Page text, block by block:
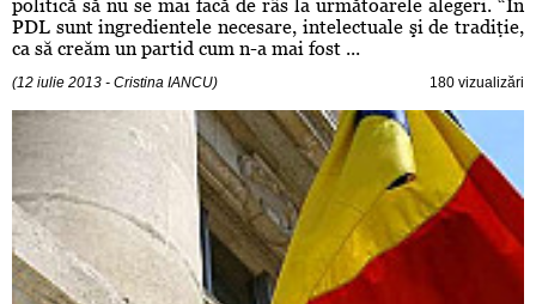
politică să nu se mai facă de râs la următoarele alegeri. “În
PDL sunt ingredientele necesare, intelectuale şi de tradiţie,
ca să creăm un partid cum n-a mai fost ...
(12 iulie 2013 - Cristina IANCU) 180 vizualizări